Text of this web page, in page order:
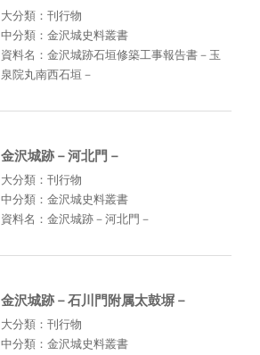
大分類：刊行物
中分類：金沢城史料叢書
資料名：金沢城跡石垣修築工事報告書－玉
泉院丸南西石垣－
金沢城跡－河北門－
大分類：刊行物
中分類：金沢城史料叢書
資料名：金沢城跡－河北門－
金沢城跡－石川門附属太鼓塀－
大分類：刊行物
中分類：金沢城史料叢書